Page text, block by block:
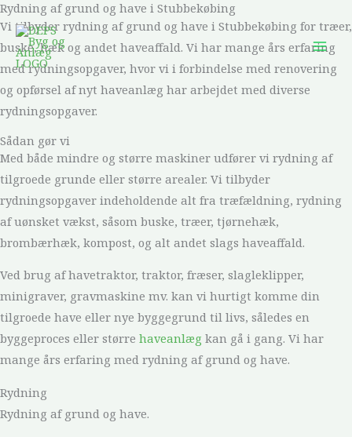
Gå
til
indholdet
Rydning af grund og have i Stubbekøbing
Vi tilbyder rydning af grund og have i Stubbekøbing for træer,
buske, hæk og andet haveaffald. Vi har mange års erfaring
med rydningsopgaver, hvor vi i forbindelse med renovering
og opførsel af nyt haveanlæg har arbejdet med diverse
rydningsopgaver.
Sådan gør vi
Med både mindre og større maskiner udfører vi rydning af
tilgroede grunde eller større arealer. Vi tilbyder
rydningsopgaver indeholdende alt fra træfældning, rydning
af uønsket vækst, såsom buske, træer, tjørnehæk,
brombærhæk, kompost, og alt andet slags haveaffald.
Ved brug af havetraktor, traktor, fræser, slagleklipper,
minigraver, gravmaskine mv. kan vi hurtigt komme din
tilgroede have eller nye byggegrund til livs, således en
byggeproces eller større haveanlæg kan gå i gang. Vi har
mange års erfaring med rydning af grund og have.
Rydning
Rydning af grund og have.